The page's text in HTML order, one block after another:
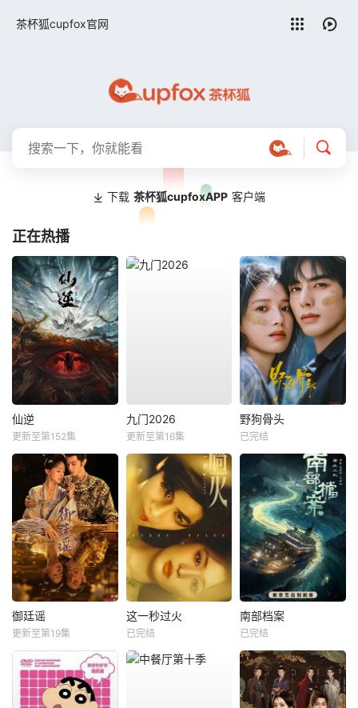
茶杯狐cupfox官网
下载 茶杯狐cupfoxAPP 客户端
正在热播
仙逆
更新至第152集
九门2026
更新至第16集
野狗骨头
已完结
御廷谣
更新至第19集
这一秒过火
已完结
南部档案
已完结